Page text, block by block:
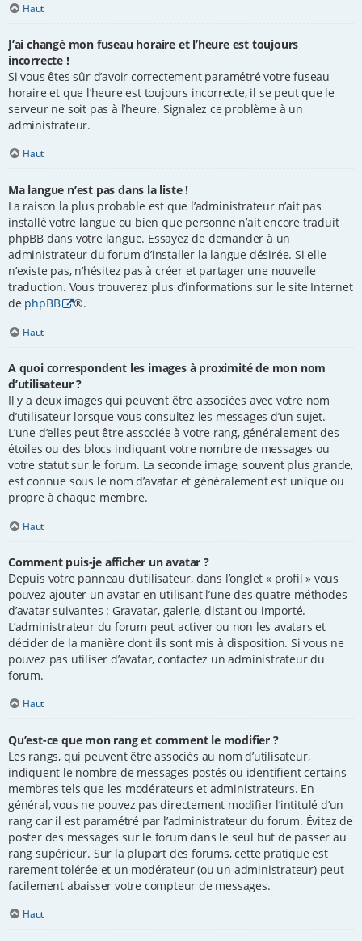
Haut
J’ai changé mon fuseau horaire et l’heure est toujours
incorrecte !
Si vous êtes sûr d’avoir correctement paramétré votre fuseau
horaire et que l’heure est toujours incorrecte, il se peut que le
serveur ne soit pas à l’heure. Signalez ce problème à un
administrateur.
Haut
Ma langue n’est pas dans la liste !
La raison la plus probable est que l’administrateur n’ait pas
installé votre langue ou bien que personne n’ait encore traduit
phpBB dans votre langue. Essayez de demander à un
administrateur du forum d’installer la langue désirée. Si elle
n’existe pas, n’hésitez pas à créer et partager une nouvelle
traduction. Vous trouverez plus d’informations sur le site Internet
de phpBB ®.
Haut
A quoi correspondent les images à proximité de mon nom
d’utilisateur ?
Il y a deux images qui peuvent être associées avec votre nom
d’utilisateur lorsque vous consultez les messages d’un sujet.
L’une d’elles peut être associée à votre rang, généralement des
étoiles ou des blocs indiquant votre nombre de messages ou
votre statut sur le forum. La seconde image, souvent plus grande,
est connue sous le nom d’avatar et généralement est unique ou
propre à chaque membre.
Haut
Comment puis-je afficher un avatar ?
Depuis votre panneau d’utilisateur, dans l’onglet « profil » vous
pouvez ajouter un avatar en utilisant l’une des quatre méthodes
d’avatar suivantes : Gravatar, galerie, distant ou importé.
L’administrateur du forum peut activer ou non les avatars et
décider de la manière dont ils sont mis à disposition. Si vous ne
pouvez pas utiliser d’avatar, contactez un administrateur du
forum.
Haut
Qu’est-ce que mon rang et comment le modifier ?
Les rangs, qui peuvent être associés au nom d’utilisateur,
indiquent le nombre de messages postés ou identifient certains
membres tels que les modérateurs et administrateurs. En
général, vous ne pouvez pas directement modifier l’intitulé d’un
rang car il est paramétré par l’administrateur du forum. Évitez de
poster des messages sur le forum dans le seul but de passer au
rang supérieur. Sur la plupart des forums, cette pratique est
rarement tolérée et un modérateur (ou un administrateur) peut
facilement abaisser votre compteur de messages.
Haut